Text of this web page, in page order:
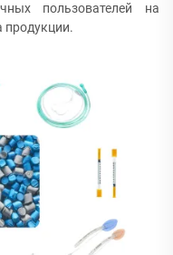
пользователей на
продукции.